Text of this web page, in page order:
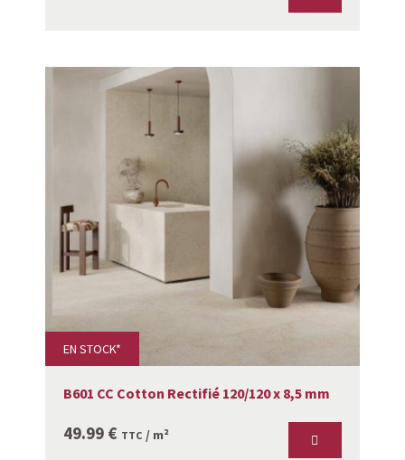
EN STOCK*
B601 CC Cotton Rectifié 120/120 x 8,5 mm
49.99 € TTC / m²